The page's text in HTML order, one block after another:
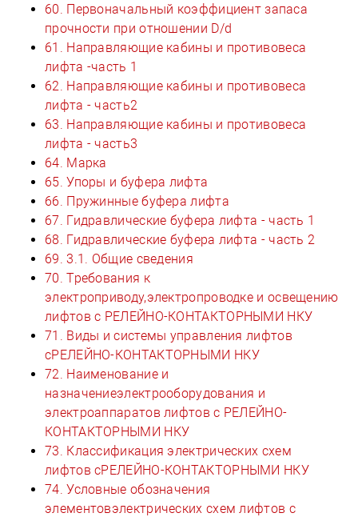
60. Первоначальный коэффициент запаса
прочности при отношении D/d
61. Направляющие кабины и противовеса
лифта -часть 1
62. Направляющие кабины и противовеса
лифта - часть2
63. Направляющие кабины и противовеса
лифта - часть3
64. Марка
65. Упоры и буфера лифта
66. Пружинные буфера лифта
67. Гидравлические буфера лифта - часть 1
68. Гидравлические буфера лифта - часть 2
69. 3.1. Общие сведения
70. Требования к
электроприводу,электропроводке и освещению
лифтов с РЕЛЕЙНО-КОНТАКТОРНЫМИ НКУ
71. Виды и системы управления лифтов
сРЕЛЕЙНО-КОНТАКТОРНЫМИ НКУ
72. Наименование и
назначениеэлектрооборудования и
электроаппаратов лифтов с РЕЛЕЙНО-
КОНТАКТОРНЫМИ НКУ
73. Классификация электрических схем
лифтов сРЕЛЕЙНО-КОНТАКТОРНЫМИ НКУ
74. Условные обозначения
элементовэлектрических схем лифтов с